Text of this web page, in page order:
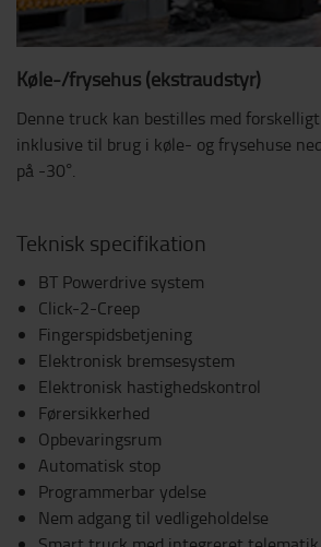
Køle-/frysehus (ekstraudstyr)
Denne truck kan bestilles med
inklusive til brug i køle- og frysehuse
på -30°.
Teknisk specifikation
BT Powerdrive system
Click-2-Creep
Fingerspidsbetjening
Elektronisk bremsesystem
Elektronisk hastighedskontrol
Førersikkerhed
Opbevaringsrum
Automatisk stop
Programmerbar ydelse
Nem adgang til vedligeholdelse